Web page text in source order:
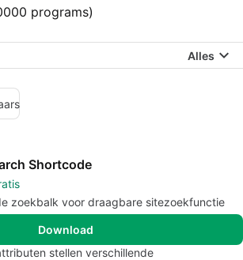
programs)
Alles
Shortcode
zoekbalk voor draagbare sitezoekfunctie
Download
stellen verschillende